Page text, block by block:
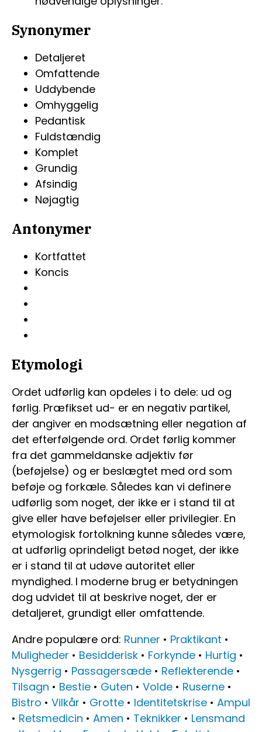
Synonymer
Detaljeret
Omfattende
Uddybende
Omhyggelig
Pedantisk
Fuldstændig
Komplet
Grundig
Afsindig
Nøjagtig
Antonymer
Kortfattet
Koncis
Etymologi
Ordet udførlig kan opdeles i to dele: ud og
førlig. Præfikset ud- er en negativ partikel,
der angiver en modsætning eller negation af
det efterfølgende ord. Ordet førlig kommer
fra det gammeldanske adjektiv før
(beføjelse) og er beslægtet med ord som
beføje og forkæle. Således kan vi definere
udførlig som noget, der ikke er i stand til at
give eller have beføjelser eller privilegier. En
etymologisk fortolkning kunne således være,
at udførlig oprindeligt betød noget, der ikke
er i stand til at udøve autoritet eller
myndighed. I moderne brug er betydningen
dog udvidet til at beskrive noget, der er
detaljeret, grundigt eller omfattende.
Andre populære ord: Runner • Praktikant •
Muligheder • Besidderisk • Forkynde • Hurtig •
Nysgerrig • Passagersæde • Reflekterende •
Tilsagn • Bestie • Guten • Volde • Ruserne •
Bistro • Vilkår • Grotte • Identitetskrise • Ampul
• Retsmedicin • Amen • Teknikker • Lensmand